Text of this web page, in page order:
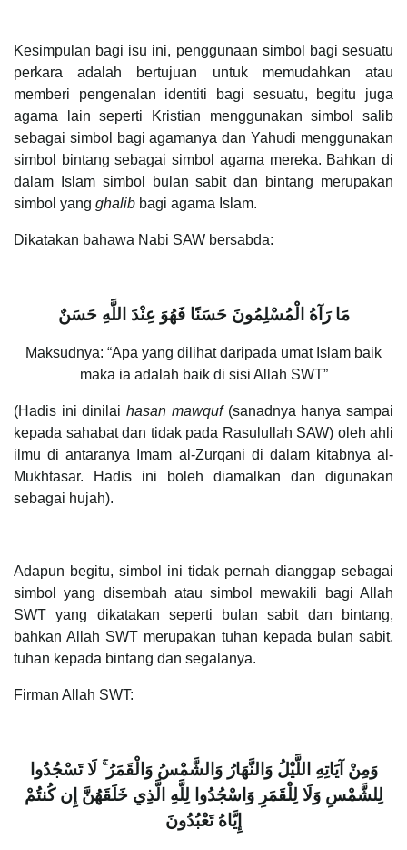
Kesimpulan bagi isu ini, penggunaan simbol bagi sesuatu
perkara adalah bertujuan untuk memudahkan atau
memberi pengenalan identiti bagi sesuatu, begitu juga
agama lain seperti Kristian menggunakan simbol salib
sebagai simbol bagi agamanya dan Yahudi menggunakan
simbol bintang sebagai simbol agama mereka. Bahkan di
dalam Islam simbol bulan sabit dan bintang merupakan
simbol yang ghalib bagi agama Islam.
Dikatakan bahawa Nabi SAW bersabda:
مَا رَآهُ الْمُسْلِمُونَ حَسَنًا فَهُوَ عِنْدَ اللَّهِ حَسَنٌ
Maksudnya: “Apa yang dilihat daripada umat Islam baik
maka ia adalah baik di sisi Allah SWT”
(Hadis ini dinilaihasan mawquf(sanadnya hanya sampai
kepada sahabat dan tidak pada Rasulullah SAW) oleh ahli
ilmu di antaranya Imam al-Zurqani di dalam kitabnya al-
Mukhtasar. Hadis ini boleh diamalkan dan digunakan
sebagai hujah).
Adapun begitu, simbol ini tidak pernah dianggap sebagai
simbol yang disembah atau simbol mewakili bagi Allah
SWT yang dikatakan seperti bulan sabit dan bintang,
bahkan Allah SWT merupakan tuhan kepada bulan sabit,
tuhan kepada bintang dan segalanya.
Firman Allah SWT:
وَمِنْ آيَاتِهِ اللَّيْلُ وَالنَّهَارُ وَالشَّمْسُ وَالْقَمَرُ لَا تَسْجُدُوا
لِلشَّمْسِ وَلَا لِلْقَمَرِ وَاسْجُدُوا لِلَّهِ الَّذِي خَلَقَهُنَّ إِن كُنتُمْ
إِيَّاهُ تَعْبُدُونَ